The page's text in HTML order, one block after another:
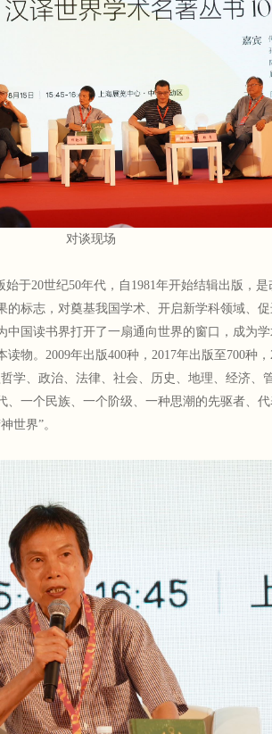
对谈现场
始于20世纪50年代，自1981年开始结辑出版，
的标志，对奠基我国学术、开启新学科领域、
中国读书界打开了一扇通向世界的窗口，成为
物。2009年出版400种，2017年出版至700种，
学、政治、法律、社会、历史、地理、经济、
、一个民族、一个阶级、一种思潮的先驱者、
世界”。